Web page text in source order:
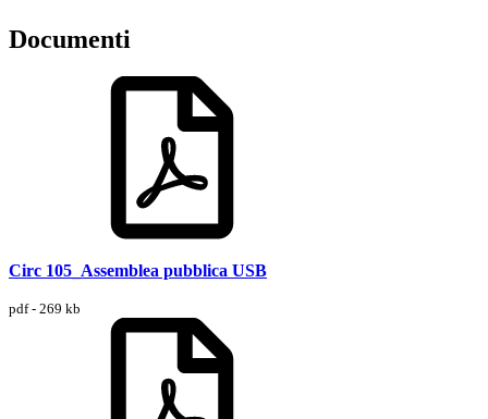
Documenti
Circ 105_Assemblea pubblica USB
pdf - 269 kb